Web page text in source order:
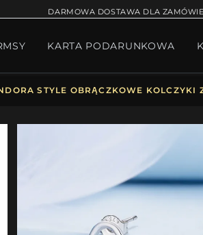
DARMOWA DOSTAWA DLA
GORĄCA SPRZEDAŻ
KARTA PODARUNKOWA
STYLE OBRĄCZKOWE KOLCZYKI